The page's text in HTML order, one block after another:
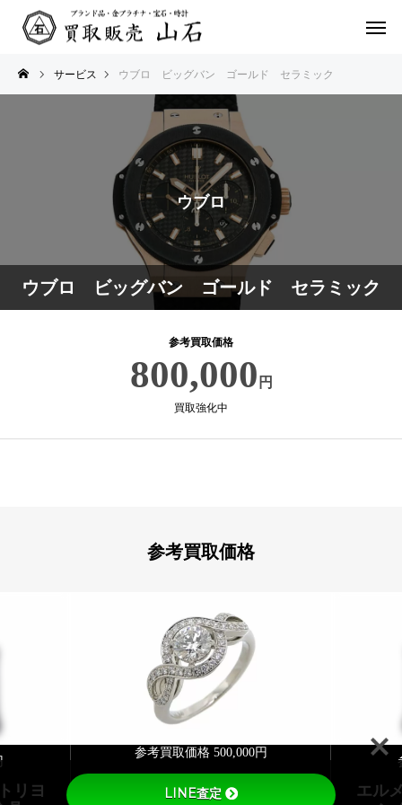
サービス ウブロ ビッグバン ゴールド セラミック
ウブロ ビッグバン ゴールド セラミック
ウブロ
参考買取価格
800,000 円
買取強化中
参考買取価格
リヨ
参考買取価格 500,000円
クラスター エンゲージメン
エル
LINE査定